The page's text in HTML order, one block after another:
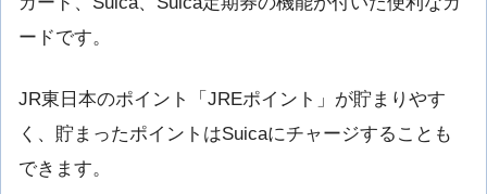
ードです。
JR東日本のポイント「JREポイント」が貯まりやす
く、貯まったポイントはSuicaにチャージすることも
できます。